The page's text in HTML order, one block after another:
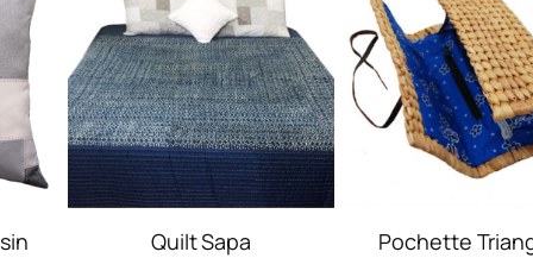
t
i
t
y
Quilt Sapa Pochette